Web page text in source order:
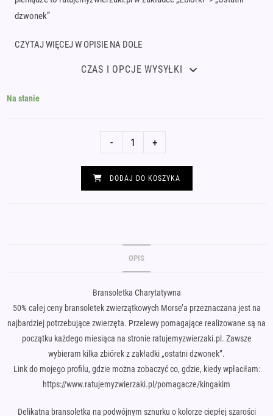
dzwonek”
CZYTAJ WIĘCEJ W OPISIE NA DOLE
CZAS I OPCJE WYSYŁKI
Na stanie
Zielona
bransoletka
nitka
KOCHAM
- +
DODAJ DO KOSZYKA
OPIS
Bransoletka Charytatywna
50% całej ceny bransoletek zwierzątkowych Morse’a przeznaczana jest na
najbardziej potrzebujące zwierzęta. Przelewy pomagające realizowane są na
początku każdego miesiąca na stronie ratujemyzwierzaki.pl. Zawsze
wybieram kilka zbiórek z zakładki „ostatni dzwonek”.
Link do mojego profilu, gdzie można zobaczyć co, gdzie, kiedy wpłaciłam:
https://www.ratujemyzwierzaki.pl/pomagacze/kingakim
Delikatna bransoletka na podwójnym sznurku o kolorze ciepłej szarości